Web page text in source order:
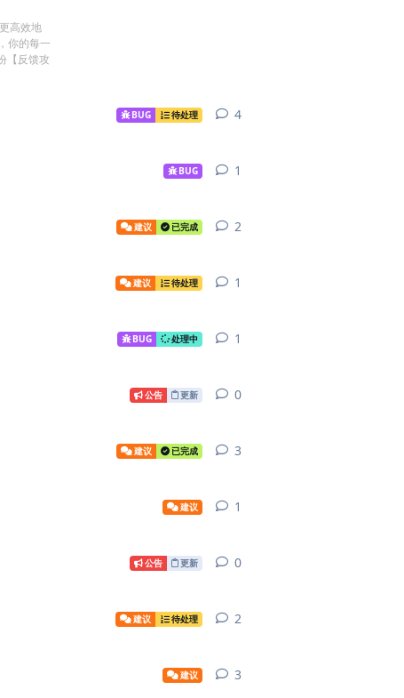
高效地
你的每一
【反馈攻
BUG 待处理 4
BUG 1
建议 已完成 2
建议 待处理 1
BUG 处理中 1
公告 更新 0
建议 已完成 3
建议 1
公告 更新 0
建议 待处理 2
建议 3